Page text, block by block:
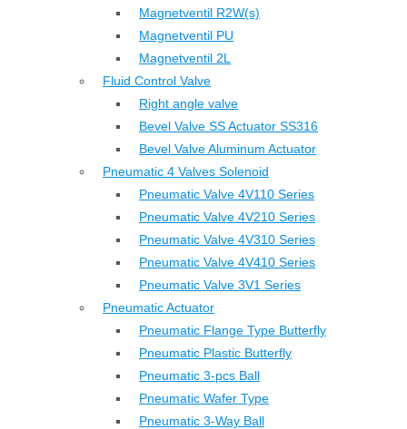
Magnetventil R2W(s)
Magnetventil PU
Magnetventil 2L
Fluid Control Valve
Right angle valve
Bevel Valve SS Actuator SS316
Bevel Valve Aluminum Actuator
Pneumatic 4 Valves Solenoid
Pneumatic Valve 4V110 Series
Pneumatic Valve 4V210 Series
Pneumatic Valve 4V310 Series
Pneumatic Valve 4V410 Series
Pneumatic Valve 3V1 Series
Pneumatic Actuator
Pneumatic Flange Type Butterfly
Pneumatic Plastic Butterfly
Pneumatic 3-pcs Ball
Pneumatic Wafer Type
Pneumatic 3-Way Ball